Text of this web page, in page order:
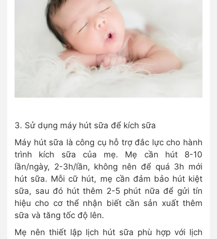
3. Sử dụng máy hút sữa để kích sữa
Máy hút sữa là công cụ hỗ trợ đắc lực cho hành
trình kích sữa của mẹ. Mẹ cần hút 8-10
lần/ngày, 2-3h/lần, không nên để quá 3h mới
hút sữa. Mỗi cữ hút, mẹ cần đảm bảo hút kiệt
sữa, sau đó hút thêm 2-5 phút nữa để gửi tín
hiệu cho cơ thể nhận biết cần sản xuất thêm
sữa và tăng tốc độ lên.
Mẹ nên thiết lập lịch hút sữa phù hợp với lịch